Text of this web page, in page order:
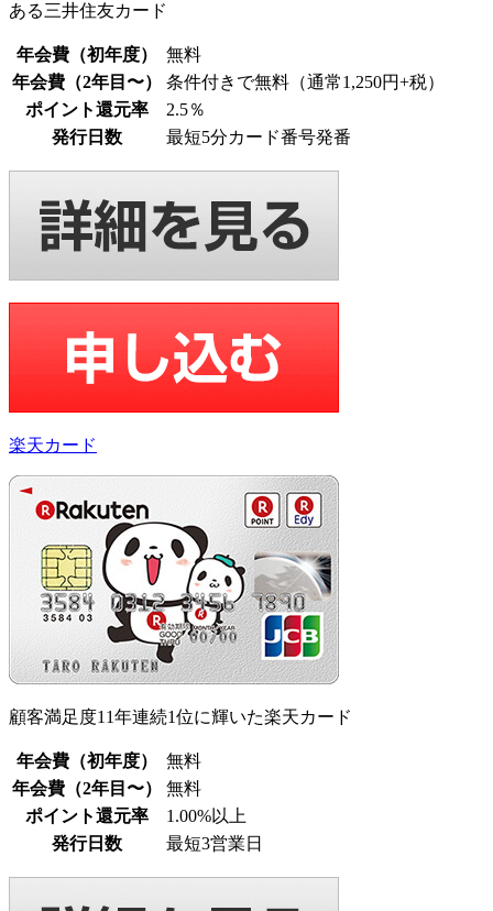
ある三井住友カード
年会費（初年度）
無料
年会費（2年目〜）
条件付きで無料（通常1,250円+税）
ポイント還元率
2.5％
発行日数
最短5分カード番号発番
楽天カード
顧客満足度11年連続1位に輝いた楽天カード
年会費（初年度）
無料
年会費（2年目〜）
無料
ポイント還元率
1.00%以上
発行日数
最短3営業日